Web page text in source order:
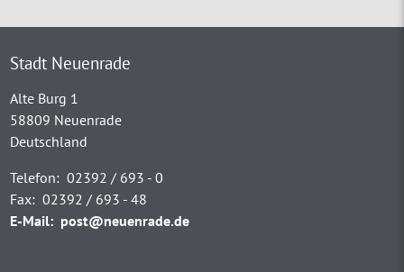
Stadt Neuenrade
Alte Burg 1
58809 Neuenrade
Deutschland
Telefon: 02392 / 693 - 0
Fax: 02392 / 693 - 48
E-Mail: post@neuenrade.de